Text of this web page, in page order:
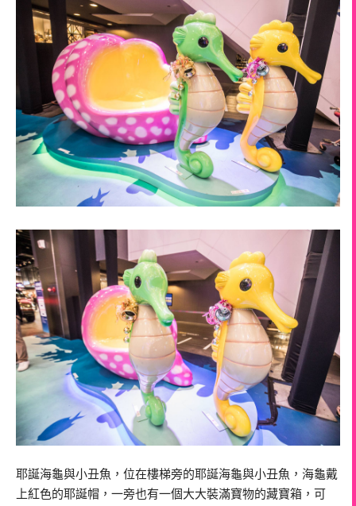
耶誕海龜與小丑魚，位在樓梯旁的耶誕海龜與小丑魚，海龜戴
上紅色的耶誕帽，一旁也有一個大大裝滿寶物的藏寶箱，可